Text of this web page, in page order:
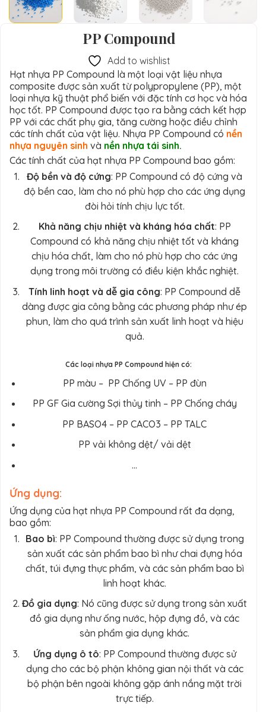
PP Compound
Add to wishlist
Hạt nhựa PP Compound là một loại vật liệu nhựa
composite được sản xuất từ polypropylene (PP), một
loại nhựa kỹ thuật phổ biến với đặc tính cơ học và hóa
học tốt. PP Compound được tạo ra bằng cách kết hợp
PP với các chất phụ gia, tăng cường hoặc điều chỉnh
các tính chất của vật liệu. Nhựa PP Compound có nền
nhựa nguyên sinh và nền nhựa tái sinh.
Các tính chất của hạt nhựa PP Compound bao gồm:
Độ bền và độ cứng: PP Compound có độ cứng và
độ bền cao, làm cho nó phù hợp cho các ứng dụng
đòi hỏi tính chịu lực tốt.
Khả năng chịu nhiệt và kháng hóa chất: PP
Compound có khả năng chịu nhiệt tốt và kháng
chịu hóa chất, làm cho nó phù hợp cho các ứng
dụng trong môi trường có điều kiện khắc nghiệt.
Tính linh hoạt và dễ gia công: PP Compound dễ
dàng được gia công bằng các phương pháp như ép
phun, làm cho quá trình sản xuất linh hoạt và hiệu
quả.
Các loại nhựa PP Compound hiện có:
PP màu – PP Chống UV – PP đùn
PP GF Gia cường Sợi thủy tinh – PP Chống cháy
PP BASO4 – PP CACO3 – PP TALC
PP vải không dệt/ vải dệt
…
Ứng dụng:
Ứng dụng của hạt nhựa PP Compound rất đa dạng,
bao gồm:
Bao bì: PP Compound thường được sử dụng trong
sản xuất các sản phẩm bao bì như chai đựng hóa
chất, túi đựng thực phẩm, và các sản phẩm bao bì
linh hoạt khác.
Đồ gia dụng: Nó cũng được sử dụng trong sản xuất
đồ gia dụng như ống nước, hộp đựng đồ, và các
sản phẩm gia dụng khác.
Ứng dụng ô tô: PP Compound thường được sử
dụng cho các bộ phận không gian nội thất và các
bộ phận bên ngoài không gặp ánh nắng mặt trời
trực tiếp.